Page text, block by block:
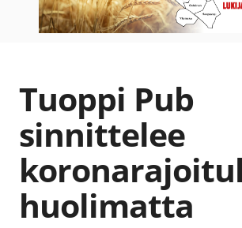
Tuoppi Pub
sinnittelee
huolimatta